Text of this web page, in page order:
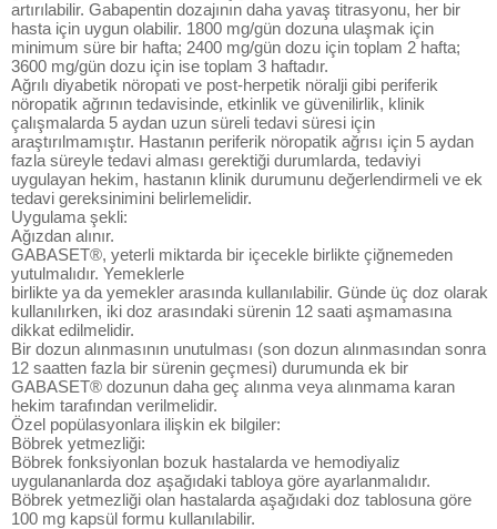
artırılabilir. Gabapentin dozajının daha yavaş titrasyonu, her bir
hasta için uygun olabilir. 1800 mg/gün dozuna ulaşmak için
minimum süre bir hafta; 2400 mg/gün dozu için toplam 2 hafta;
3600 mg/gün dozu için ise toplam 3 haftadır.
Ağrılı diyabetik nöropati ve post-herpetik nöralji gibi periferik
nöropatik ağrının tedavisinde, etkinlik ve güvenilirlik, klinik
çalışmalarda 5 aydan uzun süreli tedavi süresi için
araştırılmamıştır. Hastanın periferik nöropatik ağrısı için 5 aydan
fazla süreyle tedavi alması gerektiği durumlarda, tedaviyi
uygulayan hekim, hastanın klinik durumunu değerlendirmeli ve ek
tedavi gereksinimini belirlemelidir.
Uygulama şekli:
Ağızdan alınır.
GABASET®, yeterli miktarda bir içecekle birlikte çiğnemeden
yutulmalıdır. Yemeklerle
birlikte ya da yemekler arasında kullanılabilir. Günde üç doz olarak
kullanılırken, iki doz arasındaki sürenin 12 saati aşmamasına
dikkat edilmelidir.
Bir dozun alınmasının unutulması (son dozun alınmasından sonra
12 saatten fazla bir sürenin geçmesi) durumunda ek bir
GABASET® dozunun daha geç alınma veya alınmama karan
hekim tarafından verilmelidir.
Özel popülasyonlara ilişkin ek bilgiler:
Böbrek yetmezliği:
Böbrek fonksiyonlan bozuk hastalarda ve hemodiyaliz
uygulananlarda doz aşağıdaki tabloya göre ayarlanmalıdır.
Böbrek yetmezliği olan hastalarda aşağıdaki doz tablosuna göre
100 mg kapsül formu kullanılabilir.